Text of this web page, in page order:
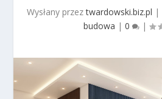
Wysłany przeztwardowski.biz.pl |
budowa | 0 |